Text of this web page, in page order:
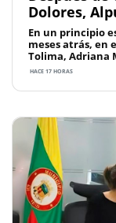
Dolores,
En un principio
meses atrás, en
Tolima, Adriana
HACE 17 HORAS